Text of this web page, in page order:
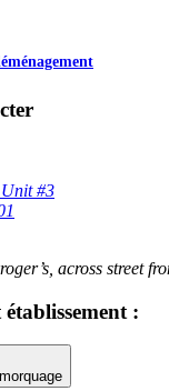
#3
across street
établissement :